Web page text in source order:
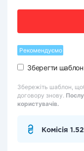
Рекомендуємо
Зберегти
Збережіть шаблон,
договору знову.
користувачів.
Комісія